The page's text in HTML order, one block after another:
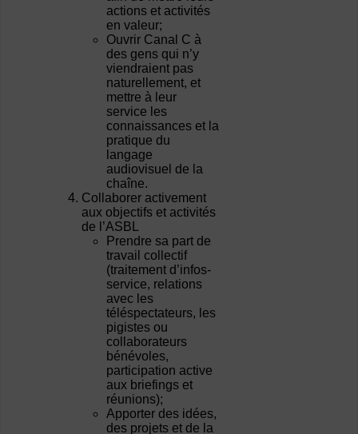
actions et activités
en valeur;
Ouvrir Canal C à
des gens qui n’y
viendraient pas
naturellement, et
mettre à leur
service les
connaissances et la
pratique du
langage
audiovisuel de la
chaîne.
Collaborer activement
aux objectifs et activités
de l’ASBL
Prendre sa part de
travail collectif
(traitement d’infos-
service, relations
avec les
téléspectateurs, les
pigistes ou
collaborateurs
bénévoles,
participation active
aux briefings et
réunions);
Apporter des idées,
des projets et de la